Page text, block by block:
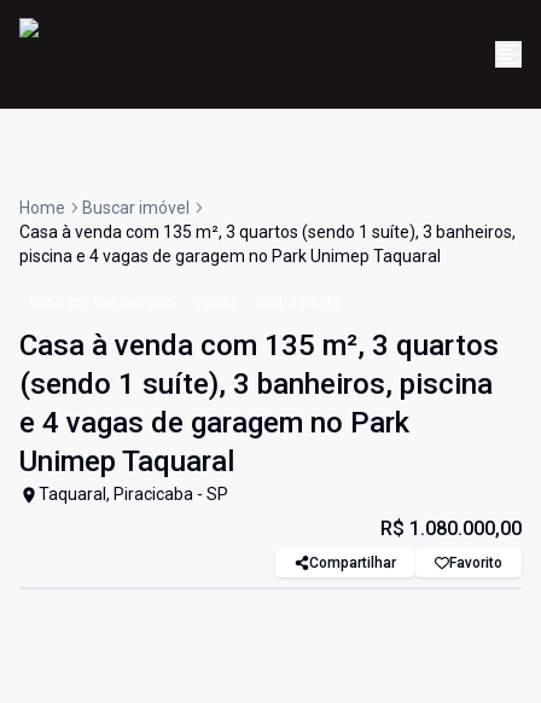
Home
Buscar imóvel
Casa à venda com 135 m², 3 quartos (sendo 1 suíte), 3 banheiros,
piscina e 4 vagas de garagem no Park Unimep Taquaral
Casa à venda com 135 m², 3 quartos
(sendo 1 suíte), 3 banheiros, piscina
e 4 vagas de garagem no Park
Unimep Taquaral
Taquaral, Piracicaba - SP
R$ 1.080.000,00
Compartilhar Favorito